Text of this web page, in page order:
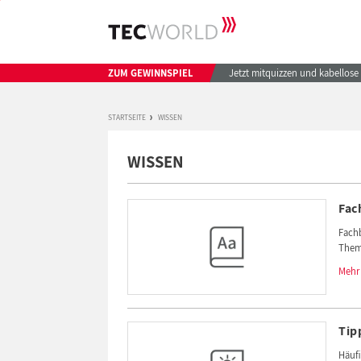
ZUM GEWINNSPIEL Jetzt mitquizzen und
STARTSEITE WISSEN
WISSEN